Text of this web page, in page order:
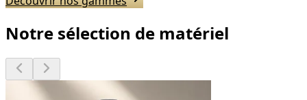
Notre sélection de matériel